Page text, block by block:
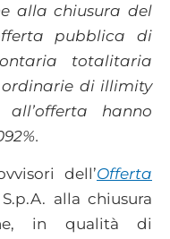
alla chiusura del
pubblica di
totalitaria
di illimity
hanno
dell’Offerta
alla chiusura
in qualità di